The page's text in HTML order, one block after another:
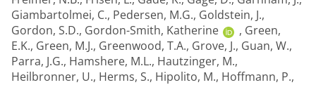
Giambartolmei, C., Pedersen, M.G., Goldstein, J.,
Gordon, S.D., Gordon-Smith, Katherine , Green,
E.K., Green, M.J., Greenwood, T.A., Grove, J., Guan, W.,
Parra, J.G., Hamshere, M.L., Hautzinger, M.,
Heilbronner, U., Herms, S., Hipolito, M., Hoffmann, P.,